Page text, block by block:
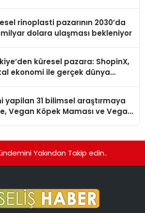
rinoplasti pazarının 2030’da
dolara ulaşması bekleniyor
küresel pazara: ShopinX,
ekonomi ile gerçek dünya
yapilan 31 bilimsel araştırmaya
Vegan Köpek Maması ve Vegan
Yakından Takip edin..